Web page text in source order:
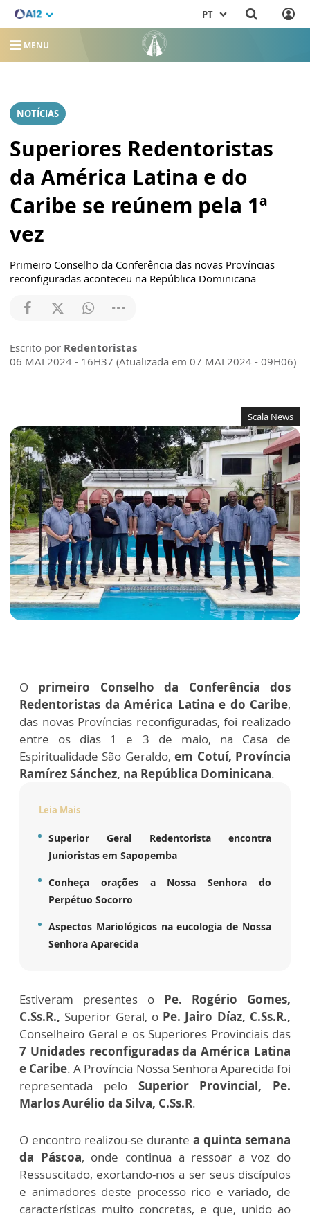
PT
MENU
NOTÍCIAS
Superiores Redentoristas
da América Latina e do
Caribe se reúnem pela 1ª
vez
Primeiro Conselho da Conferência das novas Províncias
reconfiguradas aconteceu na República Dominicana
Escrito por Redentoristas
06 MAI 2024 - 16H37 (Atualizada em 07 MAI 2024 - 09H06)
Scala News
O primeiro Conselho da Conferência dos
Redentoristas da América Latina e do Caribe,
das novas Províncias reconfiguradas, foi realizado
entre os dias 1 e 3 de maio, na Casa de
Espiritualidade São Geraldo, em Cotuí, Província
Ramírez Sánchez, na República Dominicana.
Leia Mais
Superior Geral Redentorista encontra
Junioristas em Sapopemba
Conheça orações a Nossa Senhora do
Perpétuo Socorro
Aspectos Mariológicos na eucologia de Nossa
Senhora Aparecida
Estiveram presentes o Pe. Rogério Gomes,
C.Ss.R., Superior Geral, o Pe. Jairo Díaz, C.Ss.R.,
Conselheiro Geral e os Superiores Provinciais das
7 Unidades reconfiguradas da América Latina
e Caribe. A Província Nossa Senhora Aparecida foi
representada pelo Superior Provincial, Pe.
Marlos Aurélio da Silva, C.Ss.R.
O encontro realizou-se durante a quinta semana
da Páscoa, onde continua a ressoar a voz do
Ressuscitado, exortando-nos a ser seus discípulos
e animadores deste processo rico e variado, de
características muito concretas, e que, unido ao